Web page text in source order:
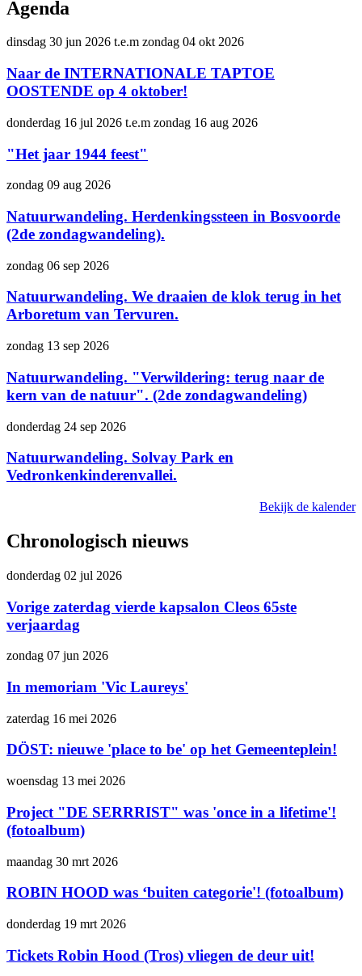
Agenda
dinsdag 30 jun 2026 t.e.m zondag 04 okt 2026
Naar de INTERNATIONALE TAPTOE
OOSTENDE op 4 oktober!
donderdag 16 jul 2026 t.e.m zondag 16 aug 2026
"Het jaar 1944 feest"
zondag 09 aug 2026
Natuurwandeling. Herdenkingssteen in Bosvoorde
(2de zondagwandeling).
zondag 06 sep 2026
Natuurwandeling. We draaien de klok terug in het
Arboretum van Tervuren.
zondag 13 sep 2026
Natuurwandeling. "Verwildering: terug naar de
kern van de natuur". (2de zondagwandeling)
donderdag 24 sep 2026
Natuurwandeling. Solvay Park en
Vedronkenkinderenvallei.
Bekijk de kalender
Chronologisch nieuws
donderdag 02 jul 2026
Vorige zaterdag vierde kapsalon Cleos 65ste
verjaardag
zondag 07 jun 2026
In memoriam 'Vic Laureys'
zaterdag 16 mei 2026
DÖST: nieuwe 'place to be' op het Gemeenteplein!
woensdag 13 mei 2026
Project "DE SERRRIST" was 'once in a lifetime'!
(fotoalbum)
maandag 30 mrt 2026
ROBIN HOOD was ‘buiten categorie'! (fotoalbum)
donderdag 19 mrt 2026
Tickets Robin Hood (Tros) vliegen de deur uit!